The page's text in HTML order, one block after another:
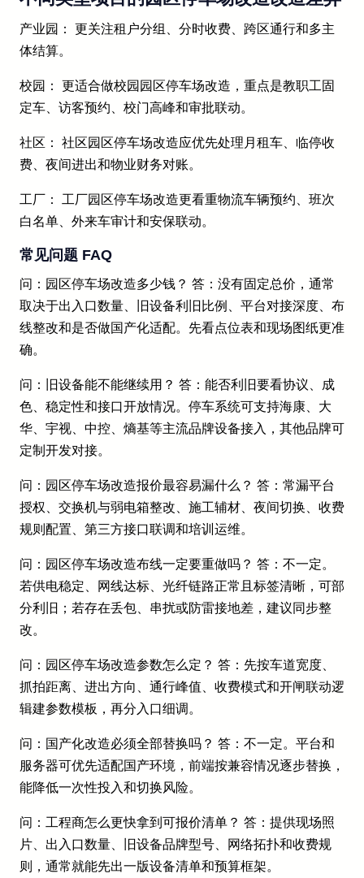
产业园： 更关注租户分组、分时收费、跨区通行和多主
体结算。
校园： 更适合做校园园区停车场改造，重点是教职工固
定车、访客预约、校门高峰和审批联动。
社区： 社区园区停车场改造应优先处理月租车、临停收
费、夜间进出和物业财务对账。
工厂： 工厂园区停车场改造更看重物流车辆预约、班次
白名单、外来车审计和安保联动。
常见问题 FAQ
问：园区停车场改造多少钱？ 答：没有固定总价，通常
取决于出入口数量、旧设备利旧比例、平台对接深度、布
线整改和是否做国产化适配。先看点位表和现场图纸更准
确。
问：旧设备能不能继续用？ 答：能否利旧要看协议、成
色、稳定性和接口开放情况。停车系统可支持海康、大
华、宇视、中控、熵基等主流品牌设备接入，其他品牌可
定制开发对接。
问：园区停车场改造报价最容易漏什么？ 答：常漏平台
授权、交换机与弱电箱整改、施工辅材、夜间切换、收费
规则配置、第三方接口联调和培训运维。
问：园区停车场改造布线一定要重做吗？ 答：不一定。
若供电稳定、网线达标、光纤链路正常且标签清晰，可部
分利旧；若存在丢包、串扰或防雷接地差，建议同步整
改。
问：园区停车场改造参数怎么定？ 答：先按车道宽度、
抓拍距离、进出方向、通行峰值、收费模式和开闸联动逻
辑建参数模板，再分入口细调。
问：国产化改造必须全部替换吗？ 答：不一定。平台和
服务器可优先适配国产环境，前端按兼容情况逐步替换，
能降低一次性投入和切换风险。
问：工程商怎么更快拿到可报价清单？ 答：提供现场照
片、出入口数量、旧设备品牌型号、网络拓扑和收费规
则，通常就能先出一版设备清单和预算框架。